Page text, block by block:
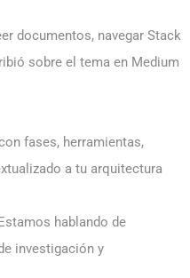
documentos, navegar Stack
sobre el tema en Medium
fases, herramientas,
a tu arquitectura
hablando de
investigación y